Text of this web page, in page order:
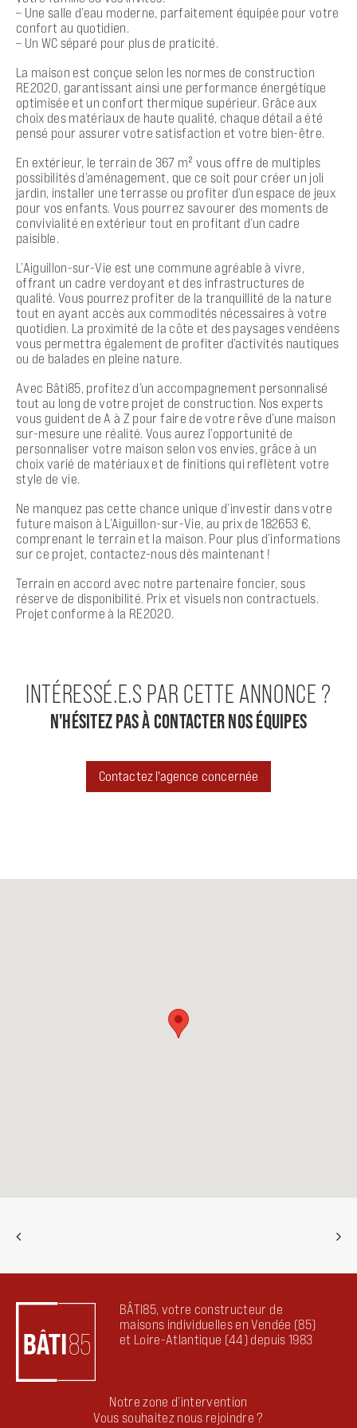
– Une salle d’eau moderne, parfaitement équipée pour votre
confort au quotidien.
– Un WC séparé pour plus de praticité.
La maison est conçue selon les normes de construction
RE2020, garantissant ainsi une performance énergétique
optimisée et un confort thermique supérieur. Grâce aux
choix des matériaux de haute qualité, chaque détail a été
pensé pour assurer votre satisfaction et votre bien-être.
En extérieur, le terrain de 367 m² vous offre de multiples
possibilités d’aménagement, que ce soit pour créer un joli
jardin, installer une terrasse ou profiter d’un espace de jeux
pour vos enfants. Vous pourrez savourer des moments de
convivialité en extérieur tout en profitant d’un cadre
paisible.
L’Aiguillon-sur-Vie est une commune agréable à vivre,
offrant un cadre verdoyant et des infrastructures de
qualité. Vous pourrez profiter de la tranquillité de la nature
tout en ayant accès aux commodités nécessaires à votre
quotidien. La proximité de la côte et des paysages vendéens
vous permettra également de profiter d’activités nautiques
ou de balades en pleine nature.
Avec Bâti85, profitez d’un accompagnement personnalisé
tout au long de votre projet de construction. Nos experts
vous guident de A à Z pour faire de votre rêve d’une maison
sur-mesure une réalité. Vous aurez l’opportunité de
personnaliser votre maison selon vos envies, grâce à un
choix varié de matériaux et de finitions qui reflètent votre
style de vie.
Ne manquez pas cette chance unique d’investir dans votre
future maison à L’Aiguillon-sur-Vie, au prix de 182653 €,
comprenant le terrain et la maison. Pour plus d’informations
sur ce projet, contactez-nous dès maintenant !
Terrain en accord avec notre partenaire foncier, sous
réserve de disponibilité. Prix et visuels non contractuels.
Projet conforme à la RE2020.
N'HÉSITEZ PAS À CONTACTER NOS ÉQUIPES
INTÉRESSÉ.E.S PAR CETTE ANNONCE ?
Contactez l'agence concernée
BÂTI85, votre constructeur de
maisons individuelles en Vendée (85)
et Loire-Atlantique (44) depuis 1983
Notre zone d’intervention
Vous souhaitez nous rejoindre ?